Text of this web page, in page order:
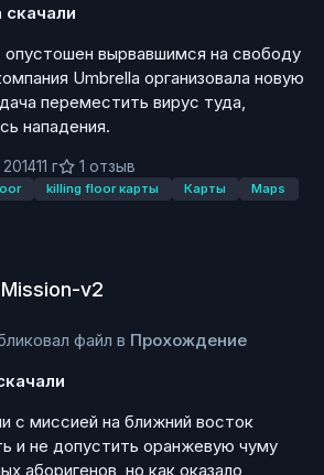
скачали
опустошен вырвавшимся на свободу
Umbrella организовала новую
переместить вирус туда,
нападения.
11 г 1 отзыв
killing floor карты Карты
Maps
v2
файл в Прохождение
с миссией на ближний восток
и не допустить оранжевую чуму
аборигенов, но как оказало,